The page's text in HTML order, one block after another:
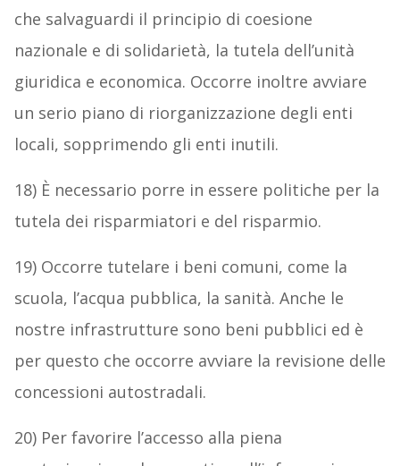
che salvaguardi il principio di coesione
nazionale e di solidarietà, la tutela dell’unità
giuridica e economica. Occorre inoltre avviare
un serio piano di riorganizzazione degli enti
locali, sopprimendo gli enti inutili.
18) È necessario porre in essere politiche per la
tutela dei risparmiatori e del risparmio.
19) Occorre tutelare i beni comuni, come la
scuola, l’acqua pubblica, la sanità. Anche le
nostre infrastrutture sono beni pubblici ed è
per questo che occorre avviare la revisione delle
concessioni autostradali.
20) Per favorire l’accesso alla piena